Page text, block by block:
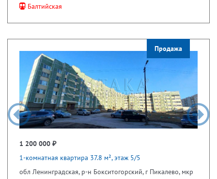
Балтийская
Продажа
1 200 000 ₽
1-комнатная квартира 37.8 м², этаж 5/5
обл Ленинградская, р-н Бокситогорский, г Пикалево, мкр